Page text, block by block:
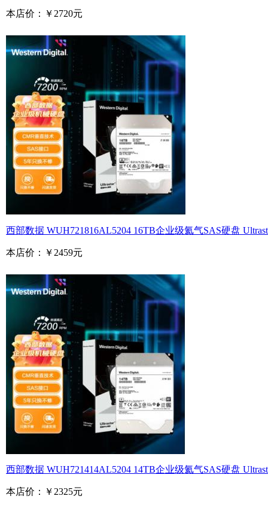
本店价： ￥2720元
西部数据 WUH721816AL5204 16TB企业级氦气SAS硬盘
本店价： ￥2459元
西部数据 WUH721414AL5204 14TB企业级氦气SAS硬盘
本店价： ￥2325元